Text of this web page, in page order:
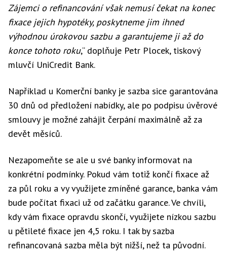
Zájemci o refinancování však nemusí čekat na konec
fixace jejich hypotéky, poskytneme jim ihned
výhodnou úrokovou sazbu a garantujeme ji až do
konce tohoto roku,“ doplňuje Petr Plocek, tiskový
mluvčí UniCredit Bank.
Například u Komerční banky je sazba sice garantována
30 dnů od předložení nabídky, ale po podpisu úvěrové
smlouvy je možné zahájit čerpání maximálně až za
devět měsíců.
Nezapomeňte se ale u své banky informovat na
konkrétní podmínky. Pokud vám totiž končí fixace až
za půl roku a vy využijete zmíněné garance, banka vám
bude počítat fixaci už od začátku garance. Ve chvíli,
kdy vám fixace opravdu skončí, využijete nízkou sazbu
u pětileté fixace jen 4,5 roku. I tak by sazba
refinancovaná sazba měla být nižší, než ta původní.